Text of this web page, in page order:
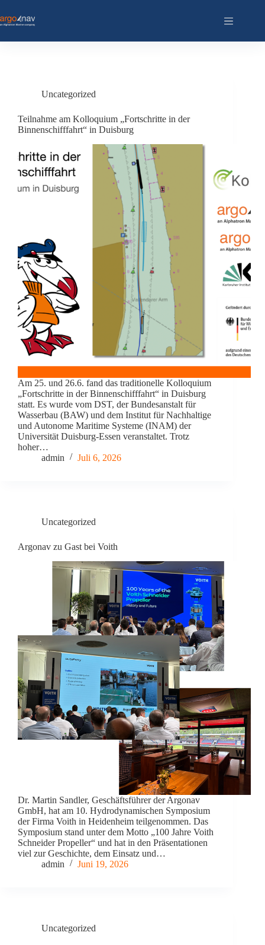
Inhalt
springen
Uncategorized
Teilnahme am Kolloquium „Fortschritte in der
Binnenschifffahrt“ in Duisburg
Am 25. und 26.6. fand das traditionelle Kolloquium
„Fortschritte in der Binnenschifffahrt“ in Duisburg
statt. Es wurde vom DST, der Bundesanstalt für
Wasserbau (BAW) und dem Institut für Nachhaltige
und Autonome Maritime Systeme (INAM) der
Universität Duisburg-Essen veranstaltet. Trotz
hoher…
admin
Juli 6, 2026
Uncategorized
Argonav zu Gast bei Voith
Dr. Martin Sandler, Geschäftsführer der Argonav
GmbH, hat am 10. Hydrodynamischen Symposium
der Firma Voith in Heidenheim teilgenommen. Das
Symposium stand unter dem Motto „100 Jahre Voith
Schneider Propeller“ und hat in den Präsentationen
viel zur Geschichte, dem Einsatz und…
admin
Juni 19, 2026
Uncategorized